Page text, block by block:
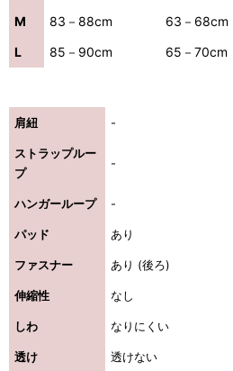
M
83－88cm 63－68cm
L
85－90cm 65－70cm
肩紐 -
ストラップルー
プ
-
ハンガーループ -
パッド あり
ファスナー あり (後ろ)
伸縮性 なし
しわ なりにくい
透け 透けない